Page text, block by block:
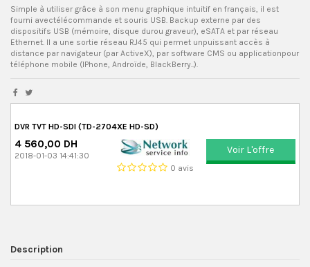
Simple à utiliser grâce à son menu graphique intuitif en français, il est
fourni avectélécommande et souris USB. Backup externe par des
dispositifs USB (mémoire, disque durou graveur), eSATA et par réseau
Ethernet. Il a une sortie réseau RJ45 qui permet unpuissant accès à
distance par navigateur (par ActiveX), par software CMS ou applicationpour
téléphone mobile (IPhone, Androïde, BlackBerry..).
DVR TVT HD-SDI (TD-2704XE HD-SD)
4 560,00 DH
2018-01-03 14:41:30
0 avis
Voir L'offre
Description